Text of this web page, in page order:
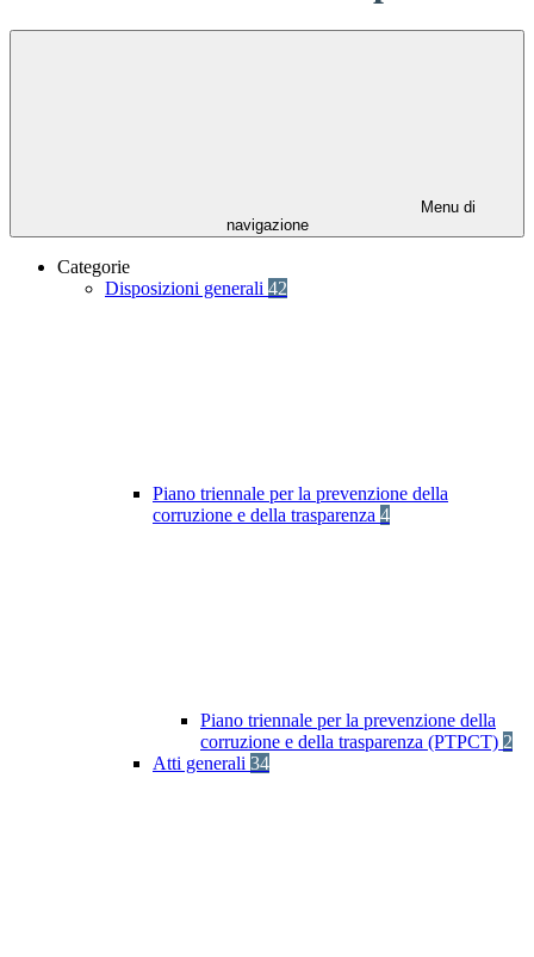
Menu di
navigazione
Categorie
Disposizioni generali 42
Piano triennale per la prevenzione della
corruzione e della trasparenza 4
Piano triennale per la prevenzione della
corruzione e della trasparenza (PTPCT) 2
Atti generali 34